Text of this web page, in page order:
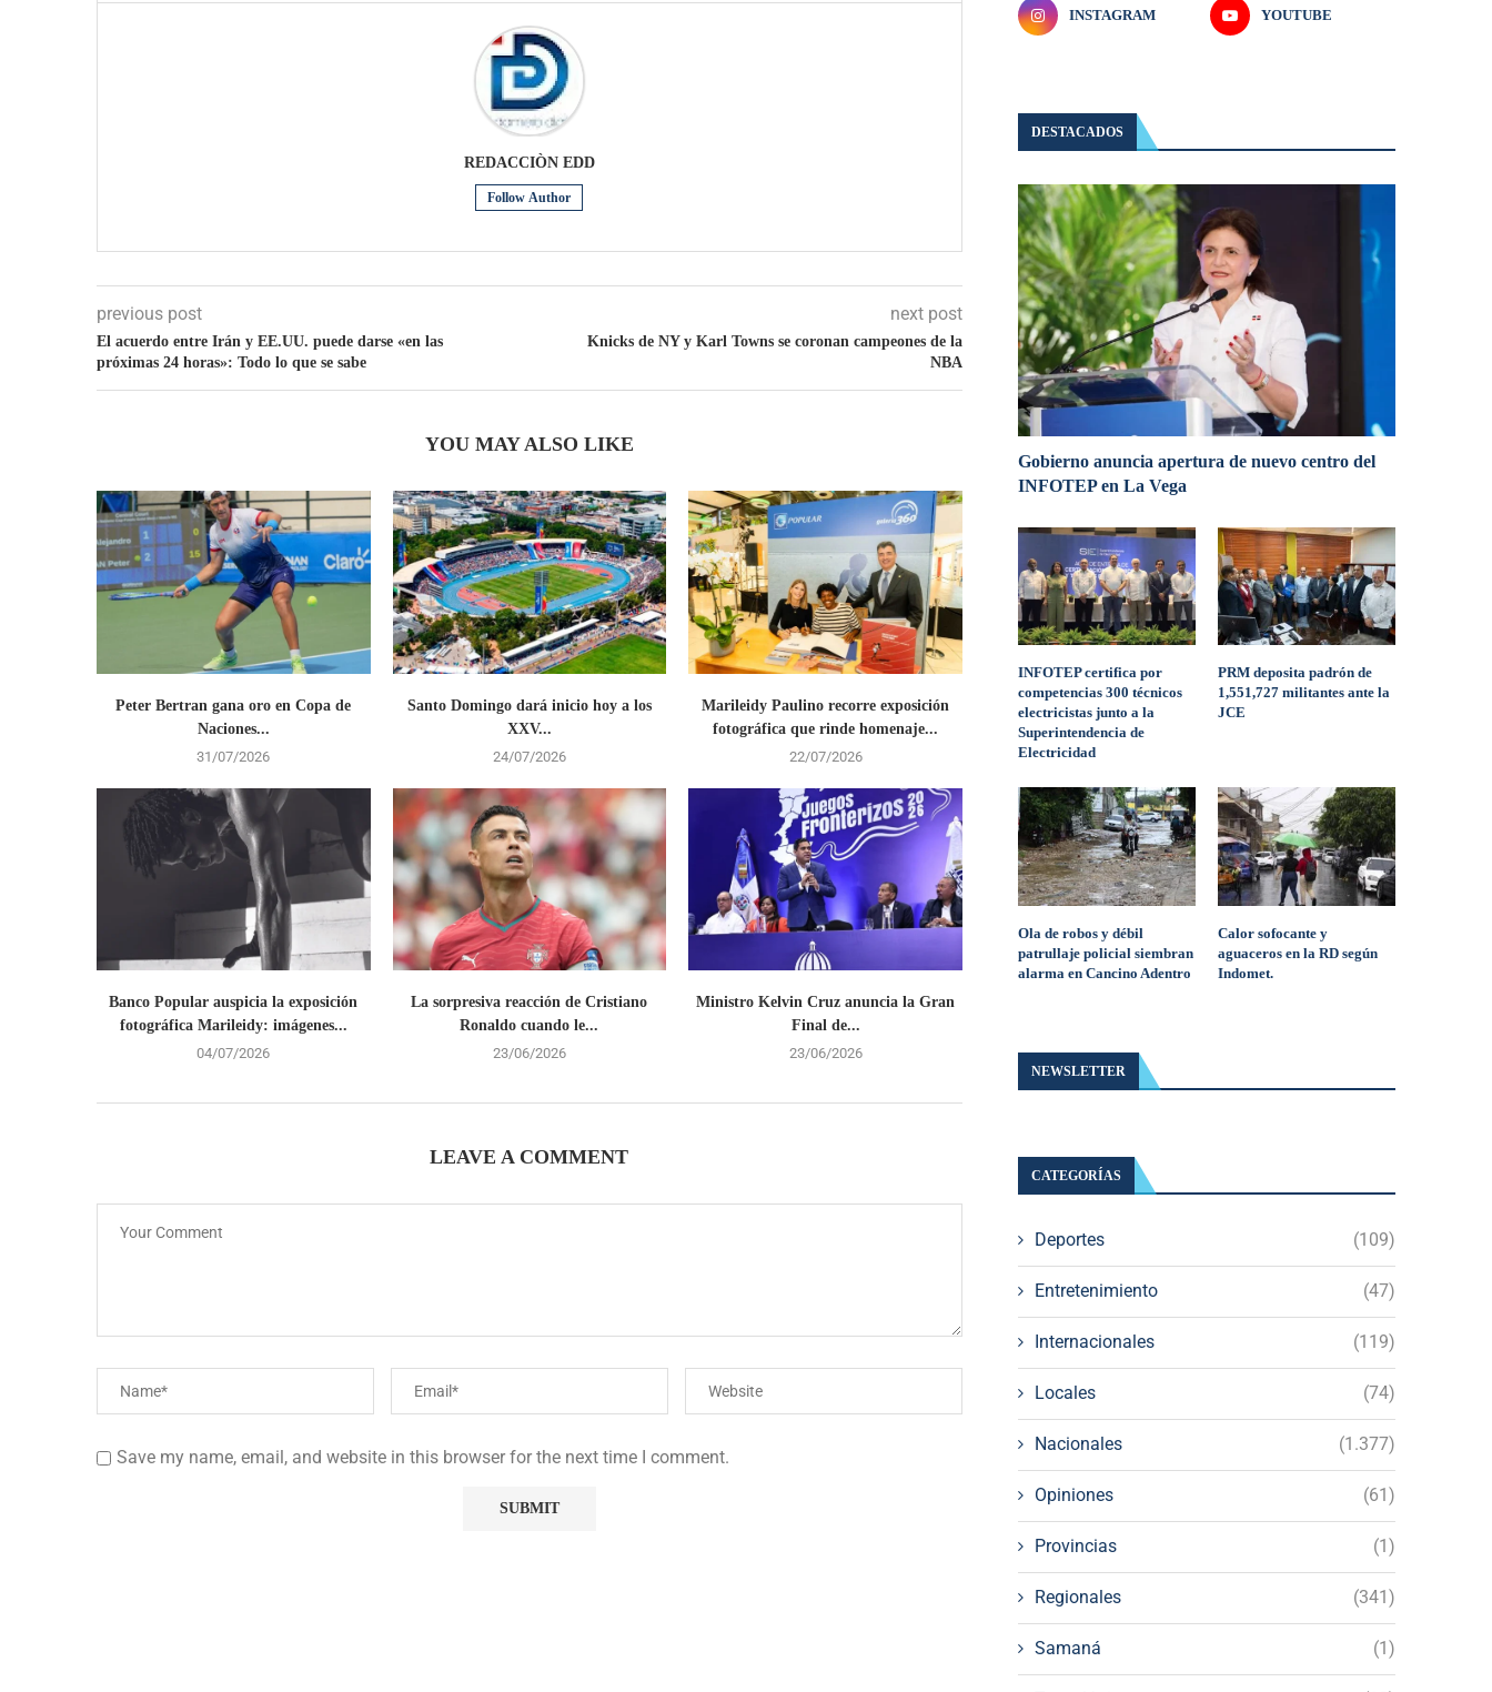
REDACCIÒN EDD
Follow Author
previous post
El acuerdo entre Irán y EE.UU. puede darse «en las
próximas 24 horas»: Todo lo que se sabe
next post
Knicks de NY y Karl Towns se coronan campeones de la
NBA
YOU MAY ALSO LIKE
Peter Bertran gana oro en Copa de
Naciones...
31/07/2026
Santo Domingo dará inicio hoy a los
XXV...
24/07/2026
Marileidy Paulino recorre exposición
fotográfica que rinde homenaje...
22/07/2026
Banco Popular auspicia la exposición
fotográfica Marileidy: imágenes...
04/07/2026
La sorpresiva reacción de Cristiano
Ronaldo cuando le...
23/06/2026
Ministro Kelvin Cruz anuncia la Gran
Final de...
23/06/2026
LEAVE A COMMENT
Save my name, email, and website in this browser for the next time I comment.
INSTAGRAM YOUTUBE
DESTACADOS
Gobierno anuncia apertura de nuevo centro del
INFOTEP en La Vega
INFOTEP certifica por
competencias 300 técnicos
electricistas junto a la
Superintendencia de
Electricidad
PRM deposita padrón de
1,551,727 militantes ante la
JCE
Ola de robos y débil
patrullaje policial siembran
alarma en Cancino Adentro
Calor sofocante y
aguaceros en la RD según
Indomet.
NEWSLETTER
CATEGORÍAS
Deportes (109)
Entretenimiento (47)
Internacionales (119)
Locales (74)
Nacionales (1.377)
Opiniones (61)
Provincias (1)
Regionales (341)
Samaná (1)